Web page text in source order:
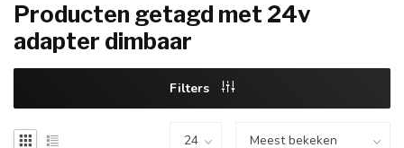
Producten getagd met 24v
adapter dimbaar
Filters